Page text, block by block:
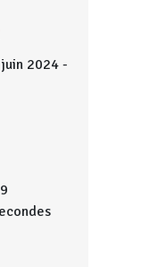
2024 -